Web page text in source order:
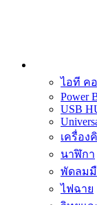
ไอที ค
Power
USB
เครื่อง
นาฬิกา
พัดลม
ไฟฉาย